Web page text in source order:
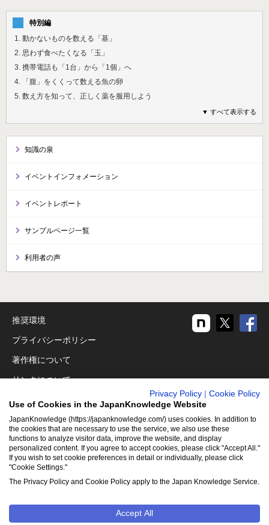
特別編
1. 動かないものを数える「基」
2. 思わず食べたくなる「玉」
3. 携帯電話も「1台」から「1個」へ
4. 「腹」をくくって数える魚の卵
5. 数え方を知って、正しく薬を服用しよう
▼ すべて表示する
知識の泉
イベントインフォメーション
イベントレポート
サンプルページ一覧
利用者の声
推奨環境
プライバシーポリシー
著作権について
リンクについて
免責事項
運営会社
アクセシビリティ対応
クッキーポリシー
Cookie設定
NetAdvance Inc. All rights reserved.
Privacy Policy
Cookie Policy
Use of Cookies in the JapanKnowledge Website
JapanKnowledge (https://japanknowledge.com/) uses cookies. In addition to
the cookies that are necessary to use the service, we also use these
functions to analyze visitor data, improve the website, and display
personalized content. If you agree to accept cookies, please click "Accept All."
If you wish to set cookie preferences in detail or individually, please click
"Cookie Settings."
The Privacy Policy and Cookie Policy apply to the Japan Knowledge Service.
Accept All